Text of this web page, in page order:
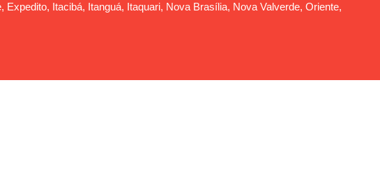
Itacibá, Itanguá, Itaquari, Nova Brasília, Nova Valverde, Oriente,